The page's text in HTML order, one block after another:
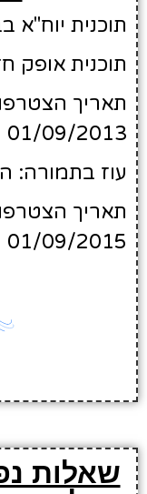
תוכנית יוח"א
תוכנית אופק
תאריך
01/09/2013
עוז בתמורה:
תאריך
01/09/2015
שאלות